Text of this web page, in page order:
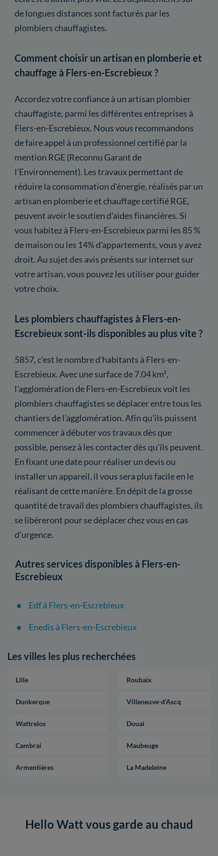
de longues distances sont facturés par les
plombiers chauffagistes.
Comment choisir un artisan en plomberie et
chauffage à Flers-en-Escrebieux ?
Accordez votre confiance à un artisan plombier
chauffagiste, parmi les différentes entreprises à
Flers-en-Escrebieux. Nous vous recommandons
de faire appel à un professionnel certifié par la
mention RGE (Reconnu Garant de
l'Environnement). Les travaux permettant de
réduire la consommation d'énergie, réalisés par un
artisan en plomberie et chauffage certifié RGE,
peuvent avoir le soutien d'aides financières. Si
vous habitez à Flers-en-Escrebieux parmi les 85 %
de maison ou les 14% d'appartements, vous y avez
droit. Au sujet des avis présents sur internet sur
votre artisan, vous pouvez les utiliser pour guider
votre choix.
Les plombiers chauffagistes à Flers-en-
Escrebieux sont-ils disponibles au plus vite ?
5857, c'est le nombre d'habitants à Flers-en-
Escrebieux. Avec une surface de 7.04 km²,
l'agglomération de Flers-en-Escrebieux voit les
plombiers chauffagistes se déplacer entre tous les
chantiers de l'agglomération. Afin qu'ils puissent
commencer à débuter vos travaux dès que
possible, pensez à les contacter dès qu'ils peuvent.
En fixant une date pour réaliser un devis ou
installer un appareil, il vous sera plus facile en le
réalisant de cette manière. En dépit de la grosse
quantité de travail des plombiers chauffagistes, ils
se libéreront pour se déplacer chez vous en cas
d'urgence.
Autres services disponibles à Flers-en-
Escrebieux
Edf à Flers-en-Escrebieux
Enedis à Flers-en-Escrebieux
Les villes les plus recherchées
Lille Roubaix
Dunkerque Villeneuve-d'Ascq
Wattrelos Douai
Cambrai Maubeuge
Armentières La Madeleine
Hello Watt vous garde au chaud